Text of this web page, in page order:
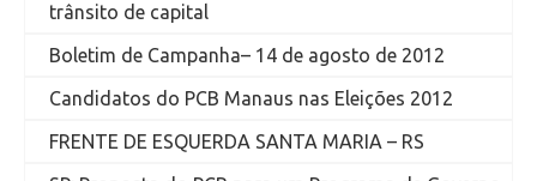
trânsito de capital
Boletim de Campanha– 14 de agosto de 2012
Candidatos do PCB Manaus nas Eleições 2012
FRENTE DE ESQUERDA SANTA MARIA – RS